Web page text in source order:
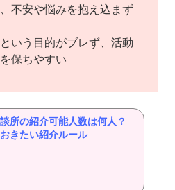
不安や悩みを抱え込まず
いう目的がブレず、活動
保ちやすい
所の紹介可能人数は何人？
きたい紹介ルール